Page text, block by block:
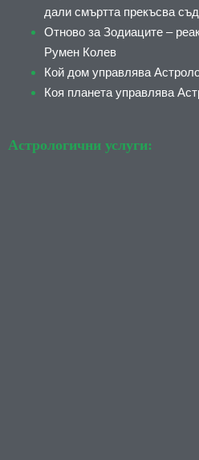
дали смъртта прекъсва
Отново за Зодиаците –
Румен Колев
Кой дом управлява
Коя планета управлява
Астрологични услуги: